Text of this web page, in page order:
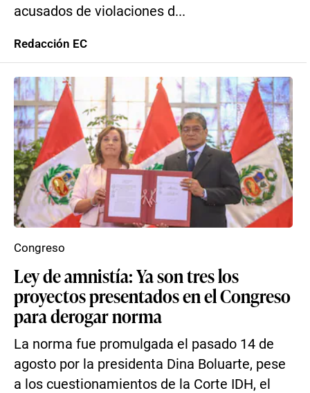
acusados de violaciones d...
Redacción EC
Ley de amnistía: Ya son tres los
proyectos presentados en el Congreso
para derogar norma
La norma fue promulgada el pasado 14 de
agosto por la presidenta Dina Boluarte, pese
a los cuestionamientos de la Corte IDH, el
Congreso